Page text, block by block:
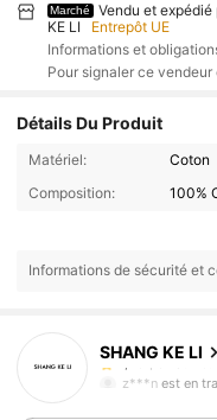
Marché
Vendu et
KE LI
Entrepôt UE
Informations et
Pour signaler ce
Détails Du Produit
Matériel:
Coton
Composition:
100%
Informations de sécurité et
SHANG KE LI
4,48
31 Suiveurs
z***n
est en